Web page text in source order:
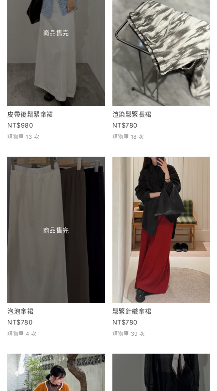
商品售完
皮帶後鬆緊傘裙
980
購物車 13 次
渲染鬆緊長裙
780
購物車 18 次
商品售完
泡泡傘裙
780
購物車 4 次
鬆緊針織傘裙
780
購物車 39 次